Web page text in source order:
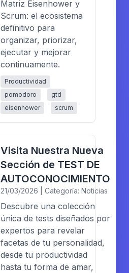
Matriz Eisenhower y
Scrum: el ecosistema
definitivo para
organizar, priorizar,
ejecutar y mejorar
continuamente.
Productividad
pomodoro
gtd
eisenhower
scrum
Visita Nuestra Nueva
Sección de TEST DE
AUTOCONOCIMIENTO
21/03/2026 | Categoría: Noticias
Descubre una colección
única de tests diseñados por
expertos para revelar
facetas de tu personalidad,
desde tu productividad
hasta tu forma de amar,